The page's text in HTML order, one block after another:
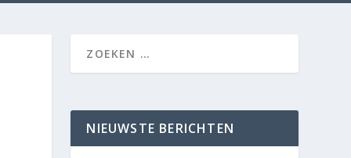
NIEUWSTE BERICHTEN